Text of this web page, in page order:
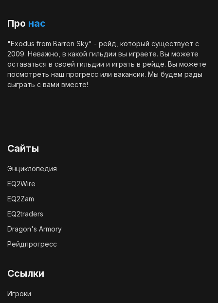
Про нас
"Exodus from Barren Sky" - рейд, который существует с
2009. Неважно, в какой гильдии вы играете. Вы можете
оставаться в своей гильдии и играть в рейде. Вы можете
посмотреть наш прогресс или вакансии. Мы будем рады
сыграть с вами вместе!
Сайты
Энциклопедия
EQ2Wire
EQ2Zam
EQ2traders
Dragon's Armory
Рейдпрогресс
Ссылки
Игроки